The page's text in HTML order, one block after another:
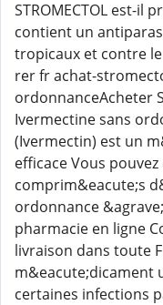
STROMECTOL est-il
contient un
tropicaux et contre
rer fr achat-
ordonnanceAcheter
Ivermectine sans
(Ivermectin) est un
efficace Vous
comprim&eacute;s
ordonnance
pharmacie en ligne
livraison dans toute
m&eacute;dicament
certaines infections